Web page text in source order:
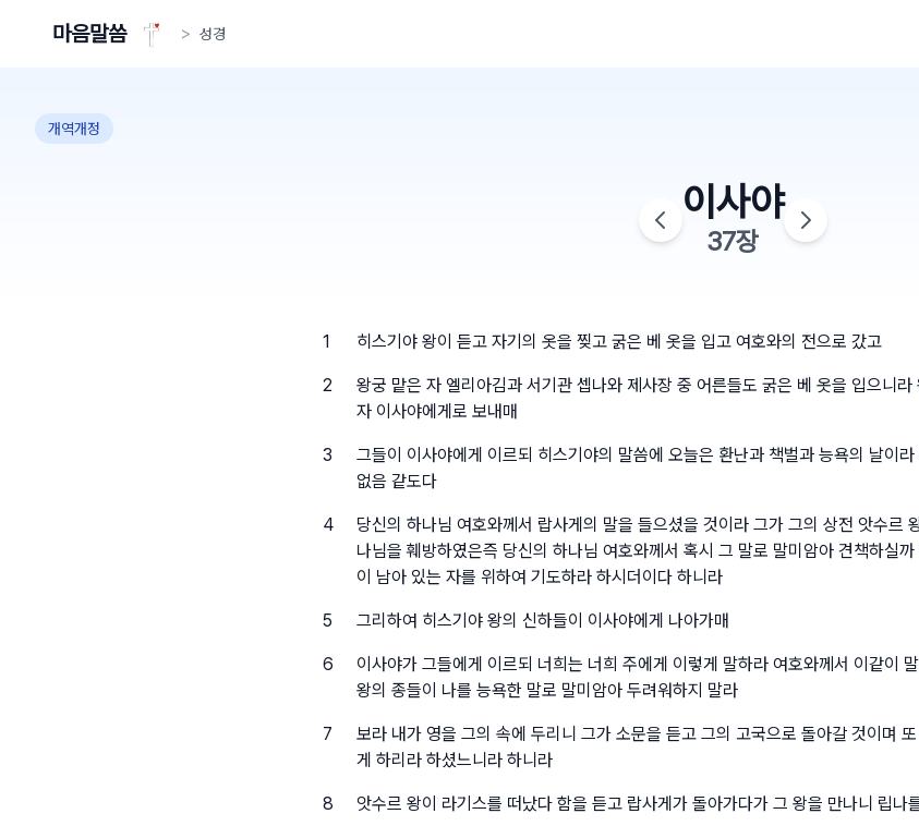
마음말씀 > 성경
개역개정
이사야
37장
1 히스기야 왕이 듣고 자기의 옷을 찢고 굵은 베 옷을 입고 여호와의 전으로 갔고
2
왕궁 맡은 자 엘리아김과 서기관 셉나와 제사장 중 어른들도 굵은 베 옷을 입으니
자 이사야에게로 보내매
3
그들이 이사야에게 이르되 히스기야의 말씀에 오늘은 환난과 책벌과 능욕의 날이라
없음 같도다
4
당신의 하나님 여호와께서 랍사게의 말을 들으셨을 것이라 그가 그의 상전 앗수르
나님을 훼방하였은즉 당신의 하나님 여호와께서 혹시 그 말로 말미암아 견책하실
이 남아 있는 자를 위하여 기도하라 하시더이다 하니라
5 그리하여 히스기야 왕의 신하들이 이사야에게 나아가매
6
이사야가 그들에게 이르되 너희는 너희 주에게 이렇게 말하라 여호와께서 이같이
왕의 종들이 나를 능욕한 말로 말미암아 두려워하지 말라
7
보라 내가 영을 그의 속에 두리니 그가 소문을 듣고 그의 고국으로 돌아갈 것이며
게 하리라 하셨느니라 하니라
8 앗수르 왕이 라기스를 떠났다 함을 듣고 랍사게가 돌아가다가 그 왕을 만나니 립나